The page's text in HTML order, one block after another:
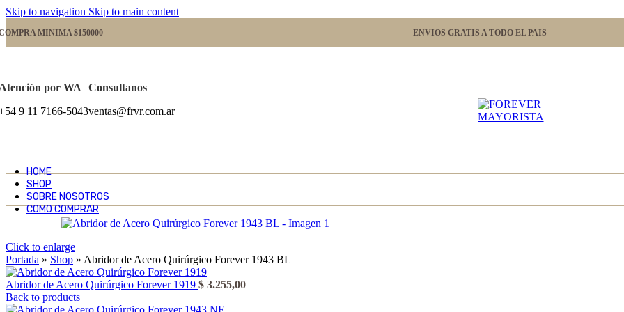
Skip to navigation Skip to main content
MINIMA $150000 ENVIOS GRATIS A TODO EL PAIS
por WA
9 11 7166-5043
Consultanos
ventas@frvr.com.ar
HOME
SHOP
SOBRE NOSOTROS
COMO COMPRAR
Click to enlarge
Portada » Shop » Abridor de Acero Quirúrgico Forever 1943 BL
Abridor de Acero Quirúrgico Forever 1919 $ 3.255,00
Back to products